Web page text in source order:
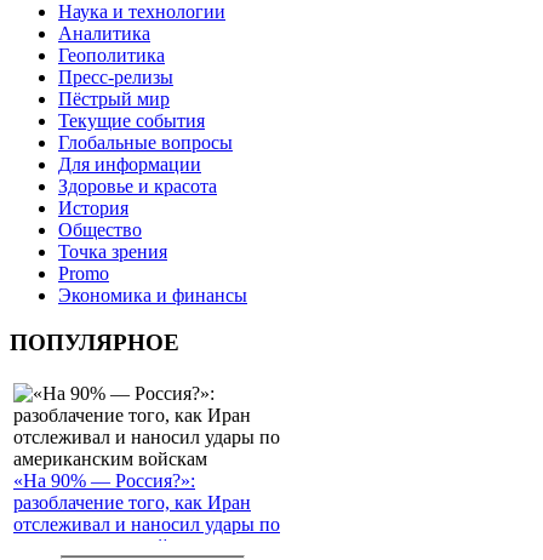
Наука и технологии
Аналитика
Геополитика
Пресс-релизы
Пёстрый мир
Текущие события
Глобальные вопросы
Для информации
Здоровье и красота
История
Общество
Точка зрения
Promo
Экономика и финансы
ПОПУЛЯРНОЕ
«На 90% — Россия?»:
разоблачение того, как Иран
отслеживал и наносил удары по
американским войскам